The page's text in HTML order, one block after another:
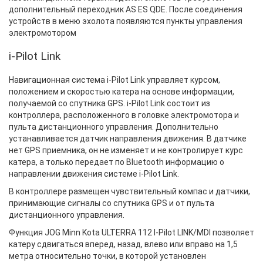
дополнительный переходник AS ES QDE. После соединения
устройств в меню эхолота появляются пункты управления
электромотором
i-Pilot Link
Навигационная система i-Pilot Link управляет курсом,
положением и скоростью катера на основе информации,
получаемой со спутника GPS. i-Pilot Link состоит из
контроллера, расположенного в головке электромотора и
пульта дистанционного управления. Дополнительно
устанавливается датчик направления движения. В датчике
нет GPS приемника, он не изменяет и не контролирует курс
катера, a только передает по Bluetooth информацию о
направлении движения системе i-Pilot Link.
В контроллере размещен чувствительный компас и датчики,
принимающие сигналы со спутника GPS и от пульта
дистанционного управления.
Функция JOG Minn Kota ULTERRA 112 I-Pilot LINK/MDI позволяет
катеру сдвигаться вперед, назад, влево или вправо на 1,5
метра относительно точки, в которой установлен